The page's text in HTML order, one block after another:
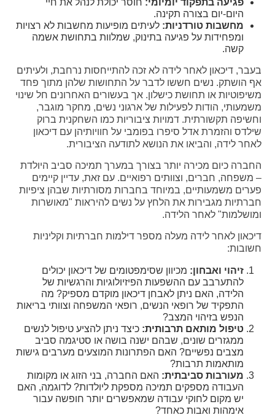
פגיעה בתפקוד יומיומי: חוסר יכולת לנהל את חיי
היום-יום בצורה תקינה.
מחשבות טורדניות: לעיתים מופיעות מחשבות לא רצויות
ומפחידות על פגיעה בתינוק, שמלוות בתחושת אשמה
קשה.
בעבר, דיכאון לאחר לידה לא זכה להתייחסות נרחבת, ולעיתים
אף הושתק. נשים חששו לדבר על התחושות שלהן מתוך פחד
משיפוטיות או תחושת כישלון. אך בעשורים האחרונים חל שינוי
משמעותי, הודות לפעילות של ארגוני נשים, מחקר מוגבר,
וחשיפה תקשורתית. דמויות ציבוריות כמו השחקנית ברוק
שילדס והזמרת אדל סיפרו בפומבי על חוויותיהן עם דיכאון
לאחר לידה, והביאו את הנושא לתודעה הציבורית.
החברה כיום מכירה יותר בצורך במערך תמיכה סביב היולדת
– משפחה, חברים, וצוותים רפואיים. עם זאת, עדיין קיימים
פערים משמעותיים, במיוחד בחברות מסורתיות שבהן ציפיות
חברתיות מגבירות את הלחץ על נשים להיראות "מאושרות
ומושלמות" לאחר הלידה.
דיכאון לאחר לידה מעלה מספר דילמות חברתיות וקליניות
חשובות:
זיהוי ואבחון: מכיוון שסימפטומים של דיכאון יכולים
להתערבב עם ההשפעות הפיזיולוגיות והרגשיות של
הלידה, האם ניתן לאבחן דיכאון מוקדם מספיק? מה
התפקיד של רופאי הנשים, רופאי המשפחה וצוותי בריאות
הנפש בזיהוי המצב?
טיפול מותאם תרבותית: כיצד ניתן להציע טיפול לנשים
ממגזרים שונים, שבהם ישנה בושה או סטיגמה סביב
מצבים נפשיים? האם הפתרונות המוצעים מערבים גישות
מותאמות תרבות?
מעורבות סביבתית: האם החברה, בני הזוג או מקומות
העבודה מספקים תמיכה מספקת ליולדות? לדוגמה, האם
יש מקום לחוקי עבודה שמאפשרים יותר חופשה עבור
אימהות ואבות כאחד?